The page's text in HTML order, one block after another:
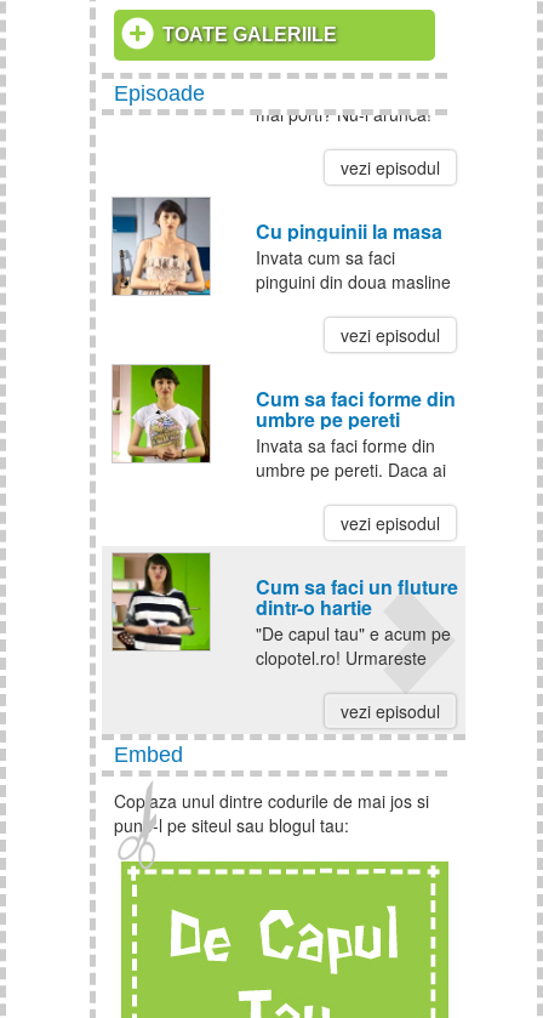
TOATE GALERIILE
Episoade
palma!
Cum sa-ti faci geanta din
tricou
mai porti? Nu-l arunca!
geanta din el. Alice de pe
clopotel te invata cum! In
episod!
vezi episodul
Cu pinguinii la masa
Invata cum sa faci
pinguini din doua masline
Decoreaza-ti masa cu
animalute facute din
apare un nou episod!
vezi episodul
Cum sa faci forme din
umbre pe pereti
Invata sa faci forme din
umbre pe pereti. Daca ai
aduce la tine in camera o
intreaga gradina
apare un nou episod!
vezi episodul
Cum sa faci un fluture
dintr-o hartie
"De capul tau" e acum pe
clopotel.ro! Urmareste
parere ai. Fa si tu un
fluture din hartie si
luni apare un nou episod!
vezi episodul
Embed
Copiaza unul dintre codurile de mai jos si
pune-l pe siteul sau blogul tau: